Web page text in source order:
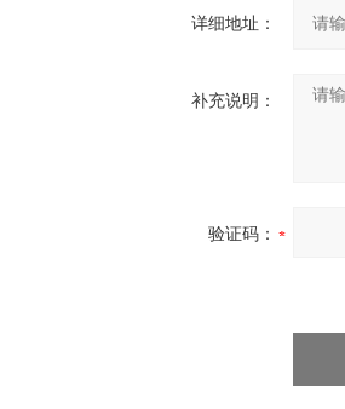
详细地址：
补充说明：
验证码：